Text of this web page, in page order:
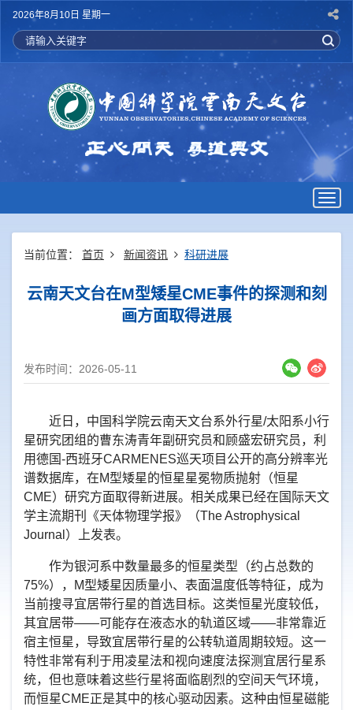
2026年8月10日 星期一
当前位置： 首页 新闻资讯 科研进展
云南天文台在M型矮星CME事件的探测和刻
画方面取得进展
发布时间：2026-05-11
近日，中国科学院云南天文台系外行星/太阳系小行
星研究团组的曹东涛青年副研究员和顾盛宏研究员，利
用德国-西班牙CARMENES巡天项目公开的高分辨率光
谱数据库，在M型矮星的恒星星冕物质抛射（恒星
CME）研究方面取得新进展。相关成果已经在国际天文
学主流期刊《天体物理学报》（The Astrophysical
Journal ）上发表。
作为银河系中数量最多的恒星类型（约占总数的
75%）， M型矮星因质量小、表面温度低等特征，成为
当前搜寻宜居带行星的首选目标。这类恒星光度较低，
其宜居带——可能存在液态水的轨道区域——非常靠近
宿主恒星，导致宜居带行星的公转轨道周期较短。这一
特性非常有利于用凌星法和视向速度法探测宜居行星系
统，但也意味着这些行星将面临剧烈的空间天气环境，
而恒星CME正是其中的核心驱动因素。这种由恒星磁能